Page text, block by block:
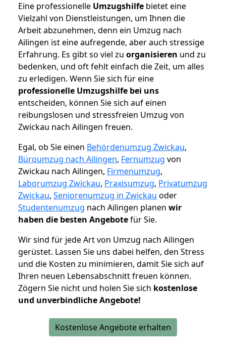
Eine professionelle Umzugshilfe bietet eine
Vielzahl von Dienstleistungen, um Ihnen die
Arbeit abzunehmen, denn ein Umzug nach
Ailingen ist eine aufregende, aber auch stressige
Erfahrung. Es gibt so viel zu organisieren und zu
bedenken, und oft fehlt einfach die Zeit, um alles
zu erledigen. Wenn Sie sich für eine
professionelle Umzugshilfe bei uns
entscheiden, können Sie sich auf einen
reibungslosen und stressfreien Umzug von
Zwickau nach Ailingen freuen.
Egal, ob Sie einen Behördenumzug Zwickau,
Büroumzug nach Ailingen, Fernumzug von
Zwickau nach Ailingen, Firmenumzug,
Laborumzug Zwickau, Praxisumzug, Privatumzug
Zwickau, Seniorenumzug in Zwickau oder
Studentenumzug nach Ailingen planen wir
haben die besten Angebotefür Sie.
Wir sind für jede Art von Umzug nach Ailingen
gerüstet. Lassen Sie uns dabei helfen, den Stress
und die Kosten zu minimieren, damit Sie sich auf
Ihren neuen Lebensabschnitt freuen können.
Zögern Sie nicht und holen Sie sich kostenlose
und unverbindliche Angebote!
Kostenlose Angebote erhalten